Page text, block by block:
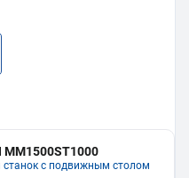
MM1500ST1000
станок с подвижным столом